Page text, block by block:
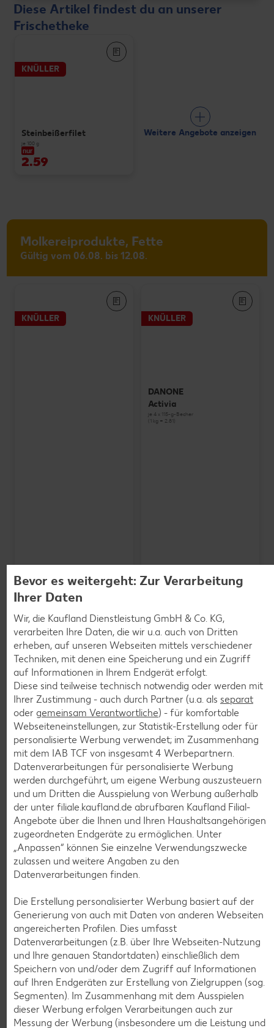
Diese Artikel findest du an unserer
Frischetheke
KNÜLLER
Steinbeißerfilet
je 100 g
nur
2.59
Weitere Angebote anzeigen
Molkereiprodukte, Fette
Gültig vom 06.08. bis 12.08.
KNÜLLER
SCHWARZWALDMILCH
Bioland frische Vollmilch,
3,8 % Fett
nur
1.59
KNÜLLER
DANONE
Activia
je 4 x 115-g-Becher
(1 kg = 2.81)
nur
1.29
K-TAKE IT VEGGIE
versch. Sorten
je 400-g-Becher
(1 kg = 3.23)
1.29
Weitere Angebote anzeigen
Diese Artikel findest du an unserer
Frischetheke
Bevor es weitergeht: Zur Verarbeitung
Ihrer Daten
Wir, die Kaufland Dienstleistung GmbH & Co. KG,
verarbeiten Ihre Daten, die wir u.a. auch von Dritten
erheben, auf unseren Webseiten mittels verschiedener
Techniken, mit denen eine Speicherung und ein Zugriff
auf Informationen in Ihrem Endgerät erfolgt.
Diese sind teilweise technisch notwendig oder werden mit
Ihrer Zustimmung - auch durch Partner (u.a. als separat
oder gemeinsam Verantwortliche) - für komfortable
Webseiteneinstellungen, zur Statistik-Erstellung oder für
personalisierte Werbung verwendet; im Zusammenhang
mit dem IAB TCF von insgesamt 4 Werbepartnern.
Datenverarbeitungen für personalisierte Werbung
werden durchgeführt, um eigene Werbung auszusteuern
und um Dritten die Ausspielung von Werbung außerhalb
der unter filiale.kaufland.de abrufbaren Kaufland Filial-
Angebote über die Ihnen und Ihren Haushaltsangehörigen
zugeordneten Endgeräte zu ermöglichen. Unter
„Anpassen“ können Sie einzelne Verwendungszwecke
zulassen und weitere Angaben zu den
Datenverarbeitungen finden.
Die Erstellung personalisierter Werbung basiert auf der
Generierung von auch mit Daten von anderen Webseiten
angereicherten Profilen. Dies umfasst
Datenverarbeitungen (z.B. über Ihre Webseiten-Nutzung
und Ihre genauen Standortdaten) einschließlich dem
Speichern von und/oder dem Zugriff auf Informationen
auf Ihren Endgeräten zur Erstellung von Zielgruppen (sog.
Segmenten). Im Zusammenhang mit dem Ausspielen
dieser Werbung erfolgen Verarbeitungen auch zur
Messung der Werbung (insbesondere um die Leistung und